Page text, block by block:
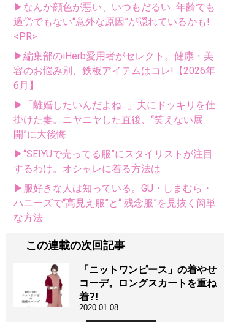
▶なんか顔色が悪い、いつもだるい...年齢でも
過労でもない“意外な原因”が隠れているかも!
<PR>
▶編集部のiHerb愛用者がセレクト。健康・美
容のお悩み別、鉄板アイテムはコレ!【2026年
6月】
▶「離婚したいんだよね...」夫にドッキリを仕
掛けた妻。ニヤニヤした直後、“笑えない展
開”に大後悔
▶“SEIYUで売ってる服”にスタイリストが注目
するわけ。オシャレに着る方法は
▶服好きな人は知っている。GU・しまむら・
ハニーズで“高見え服”と“ 残念服”を見抜く簡単
な方法
この連載の次回記事
「ニットワンピース」の着やせ
コーデ。ロングスカートを重ね
着?!
2020.01.08